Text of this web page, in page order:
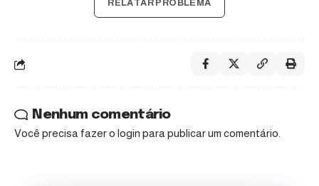
RELATAR PROBLEMA
Nenhum comentário
Você precisa fazer o login para publicar um comentário.